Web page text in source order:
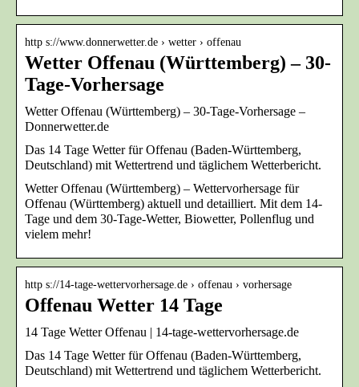
http s://www.donnerwetter.de › wetter › offenau
Wetter Offenau (Württemberg) – 30-
Tage-Vorhersage
Wetter Offenau (Württemberg) – 30-Tage-Vorhersage –
Donnerwetter.de
Das 14 Tage Wetter für Offenau (Baden-Württemberg,
Deutschland) mit Wettertrend und täglichem Wetterbericht.
Wetter Offenau (Württemberg) – Wettervorhersage für
Offenau (Württemberg) aktuell und detailliert. Mit dem 14-
Tage und dem 30-Tage-Wetter, Biowetter, Pollenflug und
vielem mehr!
http s://14-tage-wettervorhersage.de › offenau › vorhersage
Offenau Wetter 14 Tage
14 Tage Wetter Offenau | 14-tage-wettervorhersage.de
Das 14 Tage Wetter für Offenau (Baden-Württemberg,
Deutschland) mit Wettertrend und täglichem Wetterbericht.